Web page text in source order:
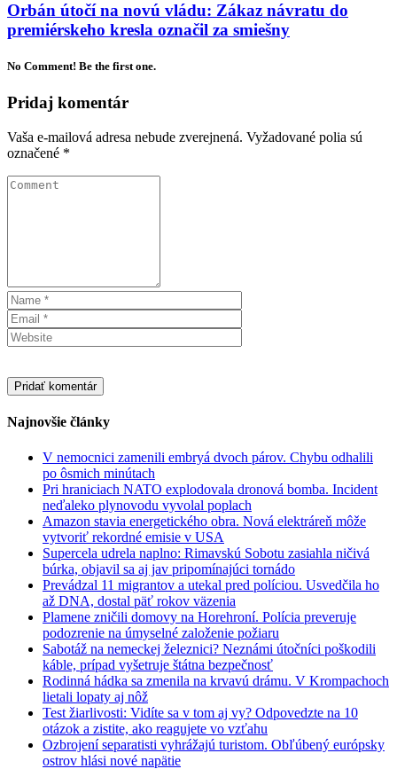
Orbán útočí na novú vládu: Zákaz návratu do
premiérskeho kresla označil za smiešny
No Comment! Be the first one.
Pridaj komentár
Vaša e-mailová adresa nebude zverejnená. Vyžadované polia sú
označené *
Najnovšie články
V nemocnici zamenili embryá dvoch párov. Chybu odhalili
po ôsmich minútach
Pri hraniciach NATO explodovala dronová bomba. Incident
neďaleko plynovodu vyvolal poplach
Amazon stavia energetického obra. Nová elektráreň môže
vytvoriť rekordné emisie v USA
Supercela udrela naplno: Rimavskú Sobotu zasiahla ničivá
búrka, objavil sa aj jav pripomínajúci tornádo
Prevádzal 11 migrantov a utekal pred políciou. Usvedčila ho
až DNA, dostal päť rokov väzenia
Plamene zničili domovy na Horehroní. Polícia preveruje
podozrenie na úmyselné založenie požiaru
Sabotáž na nemeckej železnici? Neznámi útočníci poškodili
káble, prípad vyšetruje štátna bezpečnosť
Rodinná hádka sa zmenila na krvavú drámu. V Krompachoch
lietali lopaty aj nôž
Test žiarlivosti: Vidíte sa v tom aj vy? Odpovedzte na 10
otázok a zistite, ako reagujete vo vzťahu
Ozbrojení separatisti vyhrážajú turistom. Obľúbený európsky
ostrov hlási nové napätie